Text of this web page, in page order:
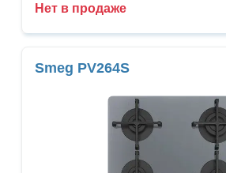
Нет в продаже
Smeg PV264S